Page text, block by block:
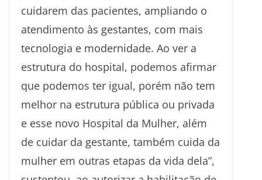
cuidarem das pacientes, ampliando o
atendimento às gestantes, com mais
tecnologia e modernidade. Ao ver a
estrutura do hospital, podemos afirmar
que podemos ter igual, porém não tem
melhor na estrutura pública ou privada
e esse novo Hospital da Mulher, além
de cuidar da gestante, também cuida da
mulher em outras etapas da vida dela”,